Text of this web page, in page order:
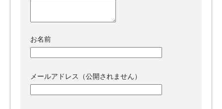
お名前
メールアドレス（公開されません）